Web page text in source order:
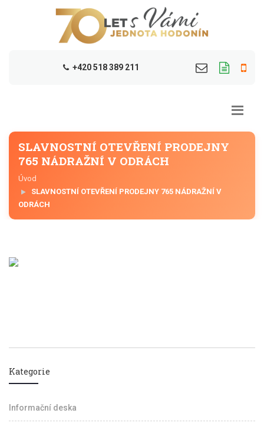
+420 518 389 211
SLAVNOSTNÍ OTEVŘENÍ PRODEJNY
765 NÁDRAŽNÍ V ODRÁCH
Úvod
SLAVNOSTNÍ OTEVŘENÍ PRODEJNY 765 NÁDRAŽNÍ V
ODRÁCH
Kategorie
Informační deska